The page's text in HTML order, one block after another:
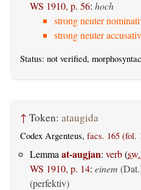
WS 1910, p. 56: hoch
strong neuter
strong neuter
Status: not verified,
↑ Token: ataugida
Codex Argenteus, facs. 165 (fol.
Lemma at-augjan: verb(
WS 1910, p. 14: einem
(perfektiv)